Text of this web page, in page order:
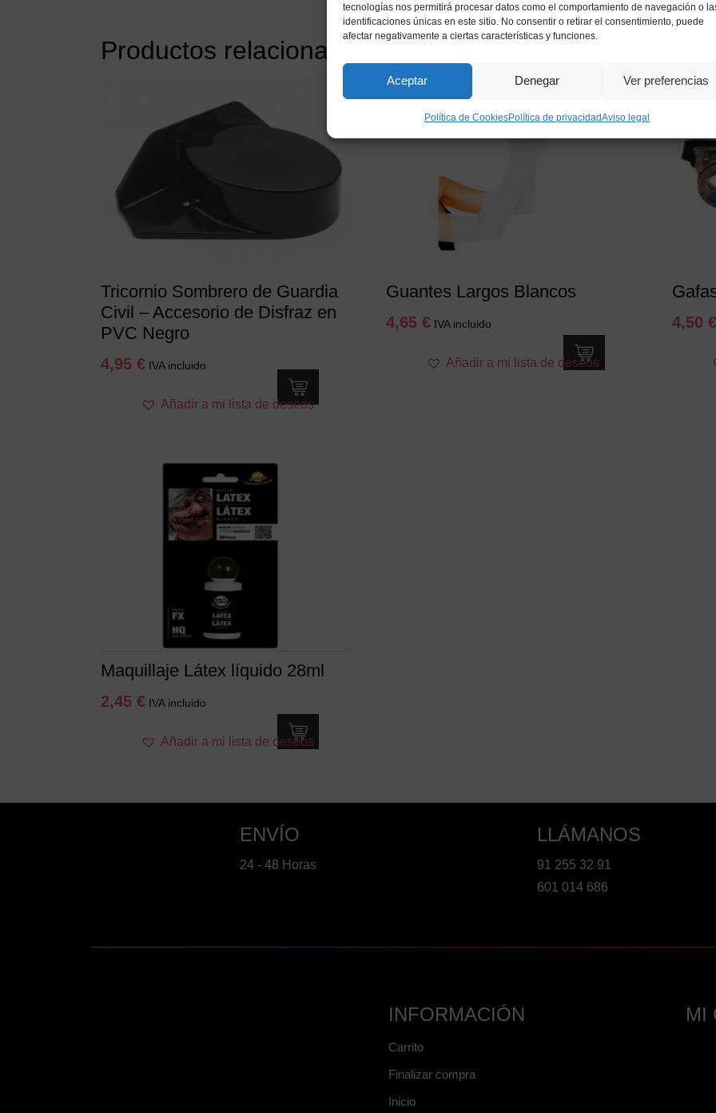
tecnologías nos permitirá procesar datos como el comportamiento de navegación o
identificaciones únicas en este sitio. No consentir o retirar el consentimiento, puede
afectar negativamente a ciertas características y funciones.
Aceptar Denegar Ver preferencias
Política de CookiesPolítica de privacidadAviso legal
Productos relacionados
Tricornio Sombrero de Guardia
Civil – Accesorio de Disfraz en
PVC Negro
4,95 € IVA incluido
Añadir a mi lista de deseos
Guantes Largos Blancos
4,65€ IVA incluido
Añadir a mi lista de deseos
4,50 €
Maquillaje Látex líquido 28ml
2,45 € IVA incluido
Añadir a mi lista de deseos
ENVÍO
24 - 48 Horas
LLÁMANOS
91 255 32 91
601 014 686
INFORMACIÓN
Carrito
Finalizar compra
Inicio
MI